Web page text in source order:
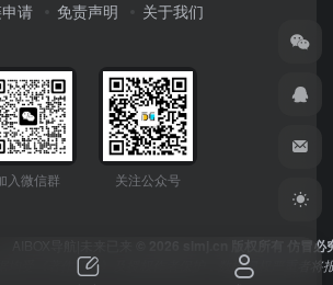
请 免责声明 关于我们
入微信群 关注公众号
© 2026 simj.cn 版权所有 仿冒必
受《著作权法》及授权作者保护，数据侵权严重者将